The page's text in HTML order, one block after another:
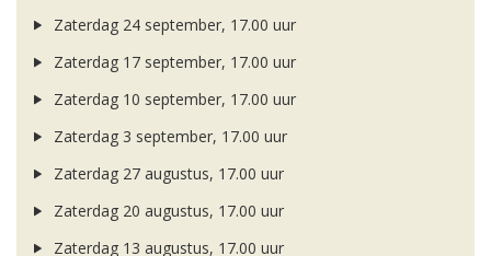
Zaterdag 24 september, 17.00 uur
Zaterdag 17 september, 17.00 uur
Zaterdag 10 september, 17.00 uur
Zaterdag 3 september, 17.00 uur
Zaterdag 27 augustus, 17.00 uur
Zaterdag 20 augustus, 17.00 uur
Zaterdag 13 augustus, 17.00 uur